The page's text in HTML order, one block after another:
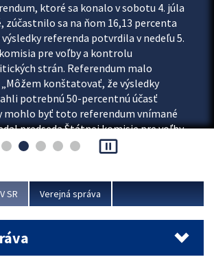
ktoré sa konalo v sobotu 4. júla
zúčastnilo sa na ňom 16,13 percenta
referenda potvrdila v nedeľu 5.
pre voľby a kontrolu
strán. Referendum malo
konštatovať, že výsledky
potrebnú 50-percentnú účasť
mohlo byť toto referendum vnímané
predseda Štátnej komisie pre voľby
politických...
pause_presentation
SR Verejná správa